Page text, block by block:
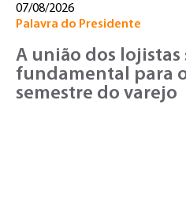
07/08/2026
Palavra do Presidente
A união dos lojistas
fundamental para
semestre do varejo